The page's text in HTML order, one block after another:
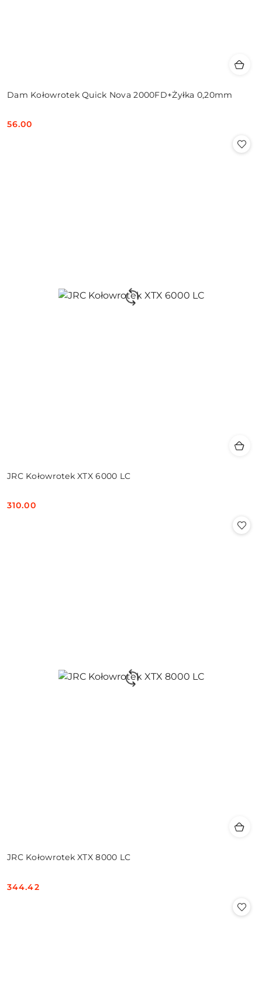
Dam Kołowrotek Quick Nova 2000FD+Żyłka 0,20mm
Cena:
56.00
JRC Kołowrotek XTX 6000 LC
Cena:
310.00
JRC Kołowrotek XTX 8000 LC
Cena:
344.42